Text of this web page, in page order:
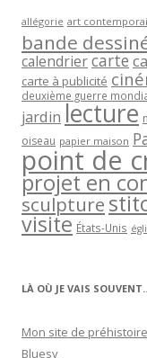
allégorie art
bande
calendriercarte
carte à publicité
deuxième guerre
jardin lecture
oiseau papier maison
point de
projet en
sculpture
visite États-Unis
LÀ OÙ JE VAIS
Mon site de préhistoire
Bluesy